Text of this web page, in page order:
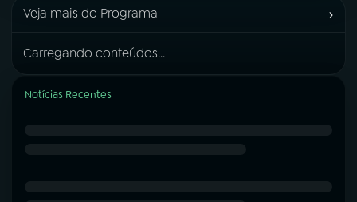
Veja mais do Programa ›
Carregando conteúdos...
Notícias Recentes